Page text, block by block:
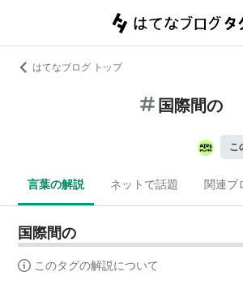
はてなブログ トップ
国際間の
こ
言葉の解説 ネットで話題 関連ブ
国際間の
このタグの解説について